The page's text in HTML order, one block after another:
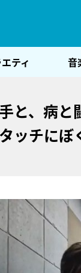
ティ 音
と、病
ッチにぼ